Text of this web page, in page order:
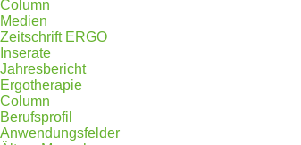
Column
Medien
Zeitschrift ERGO
Inserate
Jahresbericht
Ergotherapie
Column
Berufsprofil
Anwendungsfelder